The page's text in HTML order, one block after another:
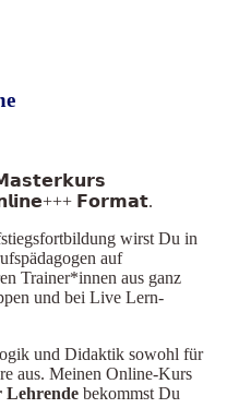
𝗠𝗮𝘀𝘁𝗲𝗿𝗸𝘂𝗿𝘀
𝗙𝗼𝗿𝗺𝗮𝘁.
wirst Du in
auf
Trainer*innen aus ganz
und bei Live Lern-
und Didaktik sowohl für
aus. Meinen Online-Kurs
bekommst Du